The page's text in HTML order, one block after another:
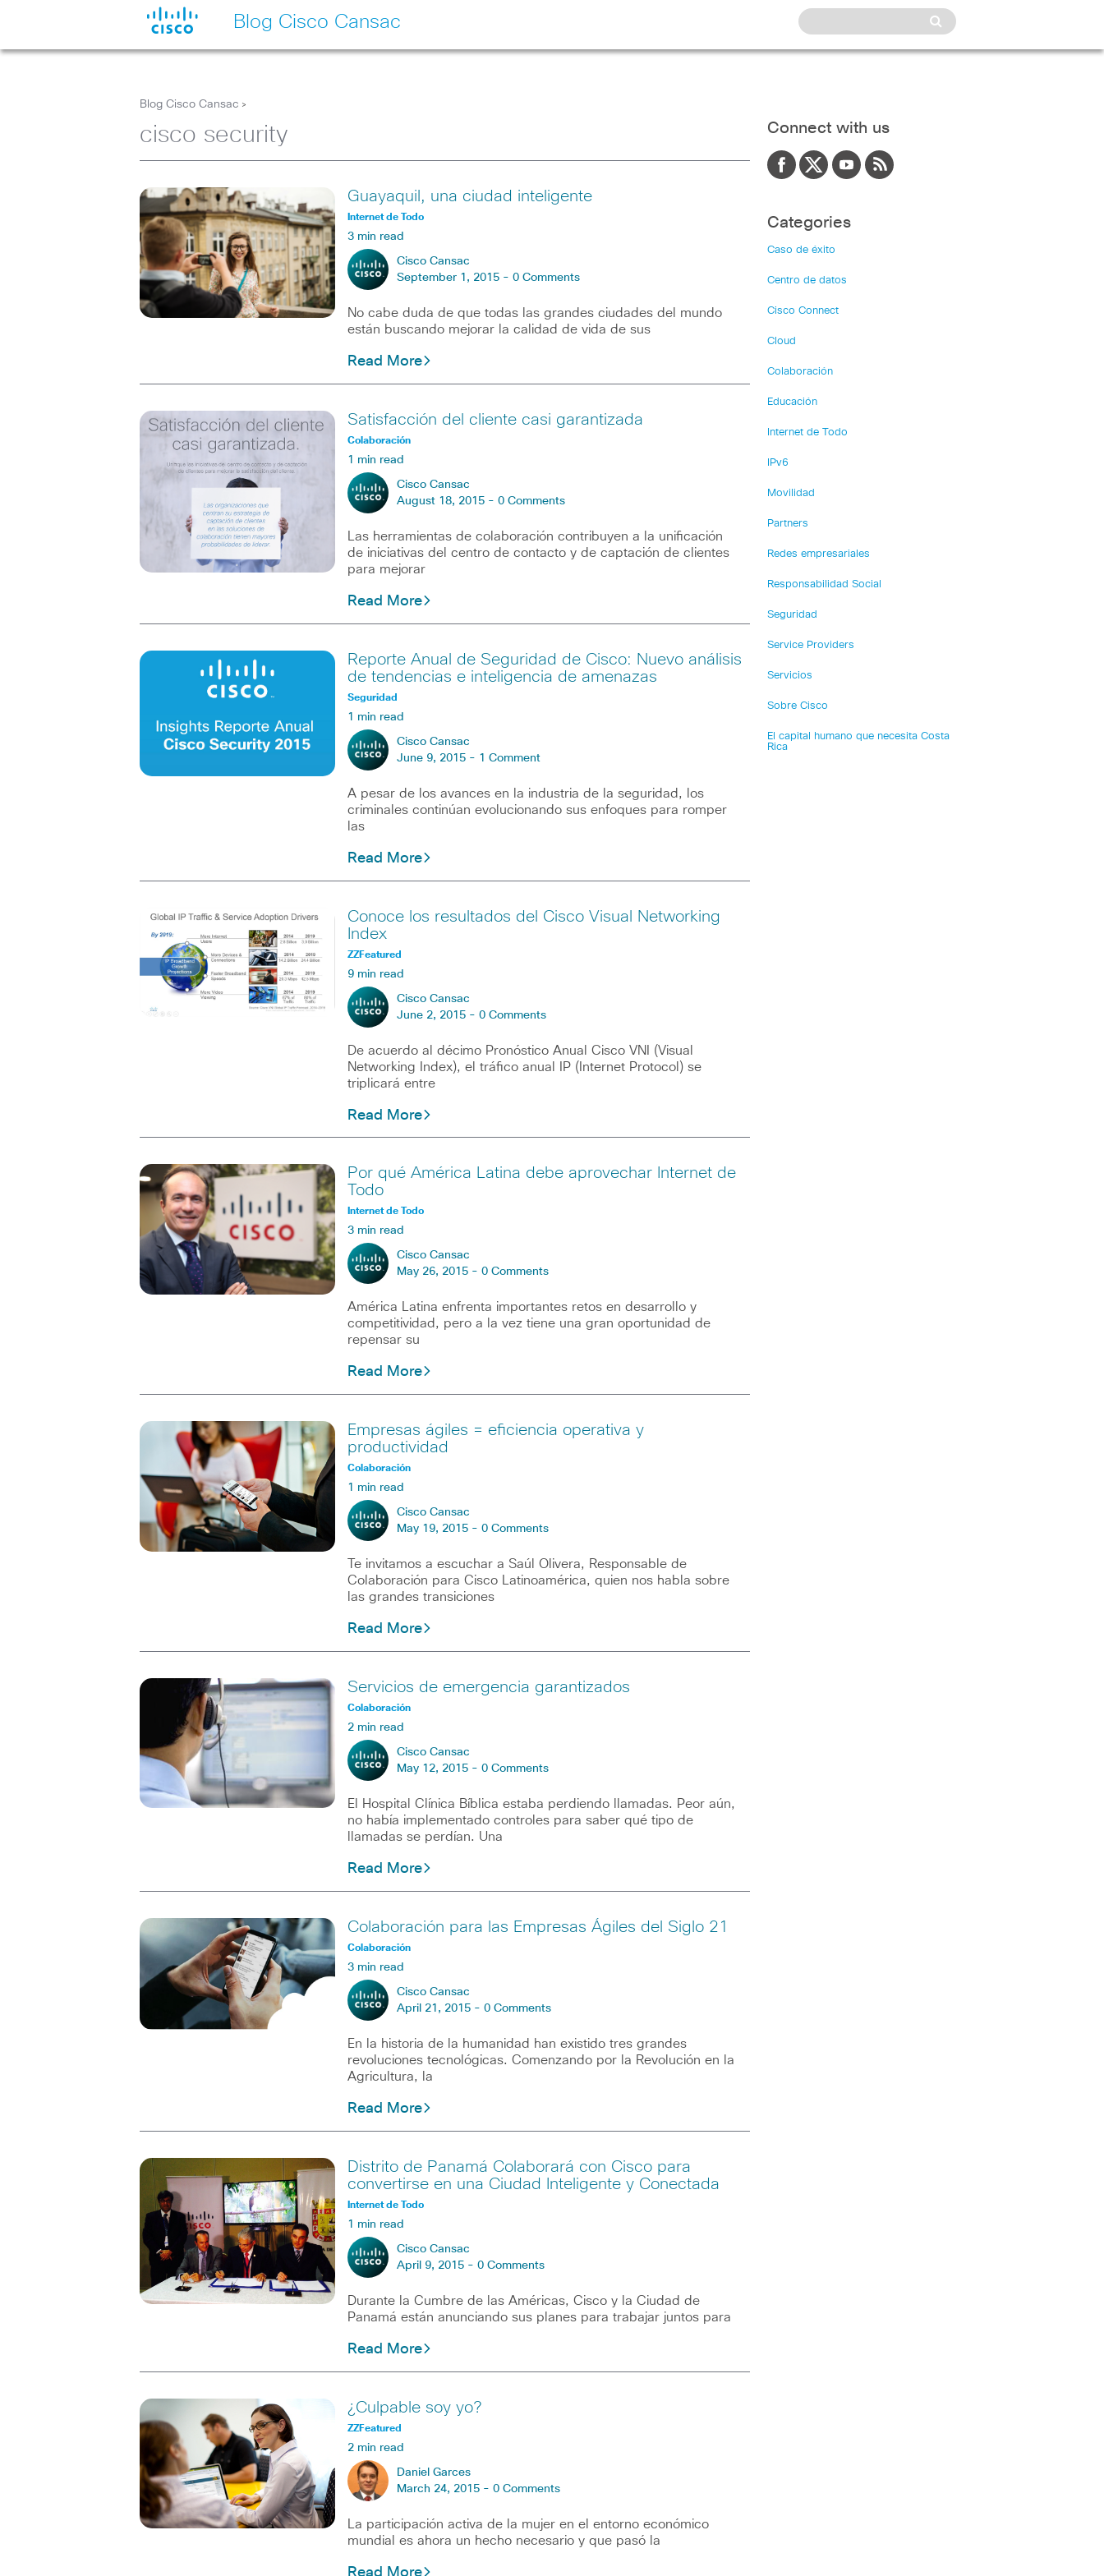
Blog Cisco Cansac
Blog Cisco Cansac >
cisco security
Guayaquil, una ciudad inteligente
Internet de Todo
3 min read
Cisco Cansac
September 1, 2015 - 0 Comments
No cabe duda de que todas las grandes ciudades del mundo
están buscando mejorar la calidad de vida de sus
Read More
Satisfacción del cliente casi garantizada
Colaboración
1 min read
Cisco Cansac
August 18, 2015 - 0 Comments
Las herramientas de colaboración contribuyen a la unificación
de iniciativas del centro de contacto y de captación de clientes
para mejorar
Read More
Reporte Anual de Seguridad de Cisco: Nuevo análisis
de tendencias e inteligencia de amenazas
Seguridad
1 min read
Cisco Cansac
June 9, 2015 - 1 Comment
A pesar de los avances en la industria de la seguridad, los
criminales continúan evolucionando sus enfoques para romper
las
Read More
Conoce los resultados del Cisco Visual Networking
Index
ZZFeatured
9 min read
Cisco Cansac
June 2, 2015 - 0 Comments
De acuerdo al décimo Pronóstico Anual Cisco VNI (Visual
Networking Index), el tráfico anual IP (Internet Protocol) se
triplicará entre
Read More
Por qué América Latina debe aprovechar Internet de
Todo
Internet de Todo
3 min read
Cisco Cansac
May 26, 2015 - 0 Comments
América Latina enfrenta importantes retos en desarrollo y
competitividad, pero a la vez tiene una gran oportunidad de
repensar su
Read More
Empresas ágiles = eficiencia operativa y
productividad
Colaboración
1 min read
Cisco Cansac
May 19, 2015 - 0 Comments
Te invitamos a escuchar a Saúl Olivera, Responsable de
Colaboración para Cisco Latinoamérica, quien nos habla sobre
las grandes transiciones
Read More
Servicios de emergencia garantizados
Colaboración
2 min read
Cisco Cansac
May 12, 2015 - 0 Comments
El Hospital Clínica Bíblica estaba perdiendo llamadas. Peor aún,
no había implementado controles para saber qué tipo de
llamadas se perdían. Una
Read More
Colaboración para las Empresas Ágiles del Siglo 21
Colaboración
3 min read
Cisco Cansac
April 21, 2015 - 0 Comments
En la historia de la humanidad han existido tres grandes
revoluciones tecnológicas. Comenzando por la Revolución en la
Agricultura, la
Read More
Distrito de Panamá Colaborará con Cisco para
convertirse en una Ciudad Inteligente y Conectada
Internet de Todo
1 min read
Cisco Cansac
April 9, 2015 - 0 Comments
Durante la Cumbre de las Américas, Cisco y la Ciudad de
Panamá están anunciando sus planes para trabajar juntos para
Read More
¿Culpable soy yo?
ZZFeatured
2 min read
Daniel Garces
March 24, 2015 - 0 Comments
La participación activa de la mujer en el entorno económico
mundial es ahora un hecho necesario y que pasó la
Read More
Connect with us
Categories
Caso de éxito
Centro de datos
Cisco Connect
Cloud
Colaboración
Educación
Internet de Todo
IPv6
Movilidad
Partners
Redes empresariales
Responsabilidad Social
Seguridad
Service Providers
Servicios
Sobre Cisco
El capital humano que necesita Costa
Rica